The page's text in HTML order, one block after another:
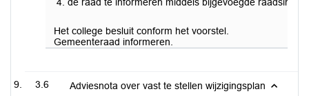
Het college besluit conform het voorstel.
Gemeenteraad informeren.
3.6
Adviesnota over vast te stellen wijzigingsplan